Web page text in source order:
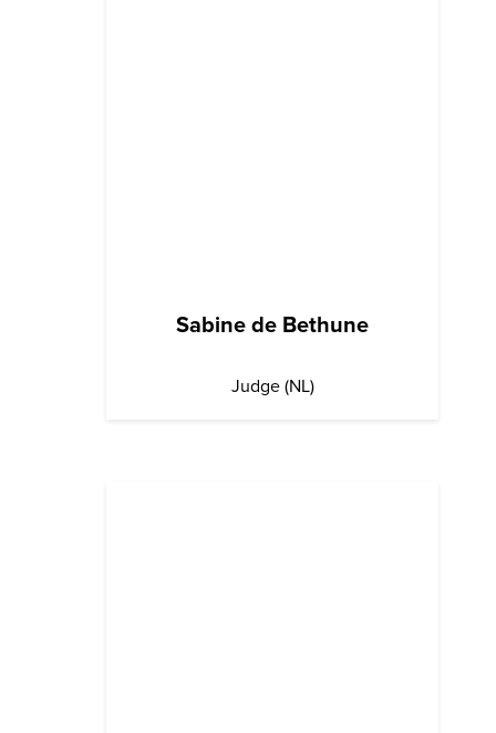
Sabine de Bethune
Judge (NL)